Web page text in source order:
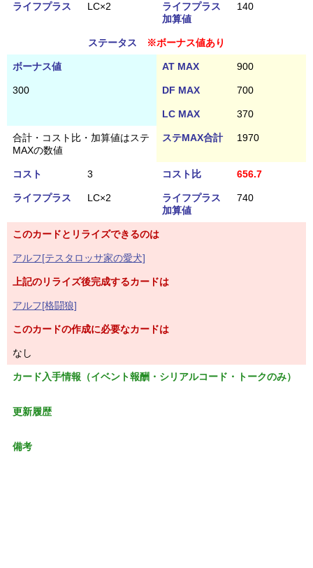
ライフプラス LC×2
ライフプラス
加算値
140
ステータス ※ボーナス値あり
ボーナス値 AT MAX 900
300 DF MAX 700
LC MAX 370
合計・コスト比・加算値はステ
MAXの数値
ステMAX合計 1970
コスト 3 コスト比 656.7
ライフプラス LC×2
ライフプラス
加算値
740
このカードとリライズできるのは
アルフ[テスタロッサ家の愛犬]
上記のリライズ後完成するカードは
アルフ[格闘狼]
このカードの作成に必要なカードは
なし
カード入手情報（イベント報酬・シリアルコード・トークのみ）
更新履歴
備考